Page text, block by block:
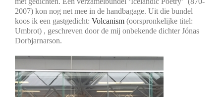
2007) kon nog net mee in de handbagage. Uit die bundel
koos ik een gastgedicht: Volcanism (oorspronkelijke titel:
Umbrot) , geschreven door de mij onbekende dichter Jónas
Dorbjarnarson.